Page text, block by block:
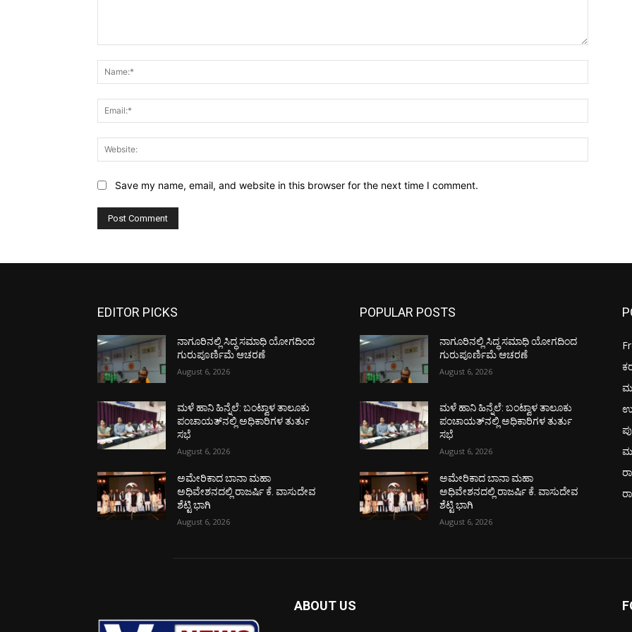
Save my name, email, and website in this browser for the next time I comment.
EDITOR PICKS
ನಾಗೂರಿನಲ್ಲಿ ಸಿದ್ಧ ಸಮಾಧಿ ಯೋಗದಿಂದ
ಗುರುಪೂರ್ಣಿಮೆ ಆಚರಣೆ
August 6, 2026
ಮಳೆ ಹಾನಿ ಹಿನ್ನೆಲೆ: ಬಂಟ್ವಾಳ ತಾಲೂಕು
ಪಂಚಾಯತ್‌ನಲ್ಲಿ ಅಧಿಕಾರಿಗಳ ತುರ್ತು
ಸಭೆ
August 6, 2026
ಅಮೇರಿಕಾದ ಬಾನಾ ಮಹಾ
ಅಧಿವೇಶನದಲ್ಲಿ ರಾಜರ್ಷಿ ಕೆ. ವಾಸುದೇವ
ಶೆಟ್ಟಿ ಭಾಗಿ
August 6, 2026
POPULAR POSTS
ನಾಗೂರಿನಲ್ಲಿ ಸಿದ್ಧ ಸಮಾಧಿ ಯೋಗದಿಂದ
ಗುರುಪೂರ್ಣಿಮೆ ಆಚರಣೆ
August 6, 2026
ಮಳೆ ಹಾನಿ ಹಿನ್ನೆಲೆ: ಬಂಟ್ವಾಳ ತಾಲೂಕು
ಪಂಚಾಯತ್‌ನಲ್ಲಿ ಅಧಿಕಾರಿಗಳ ತುರ್ತು
ಸಭೆ
August 6, 2026
ಅಮೇರಿಕಾದ ಬಾನಾ ಮಹಾ
ಅಧಿವೇಶನದಲ್ಲಿ ರಾಜರ್ಷಿ ಕೆ. ವಾಸುದೇವ
ಶೆಟ್ಟಿ ಭಾಗಿ
August 6, 2026
ABOUT US